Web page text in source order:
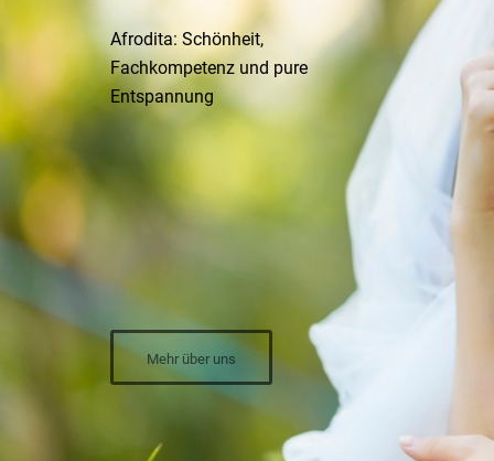
Afrodita: Schönheit,
Fachkompetenz und pure
Entspannung
Mehr über uns